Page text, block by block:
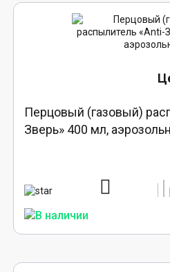
Перцовый (газовый)
Зверь» 400 мл,